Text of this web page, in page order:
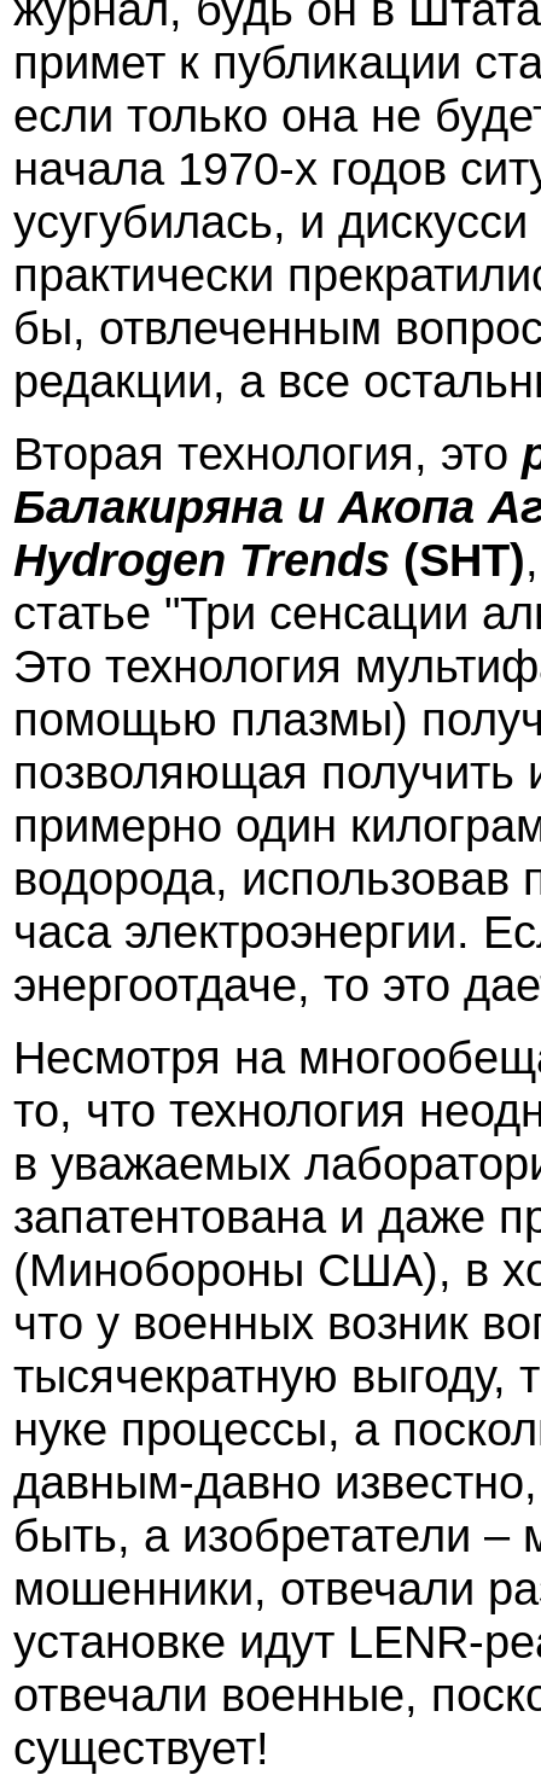
примет к публикации
если только она не
начала 1970-х годов
усугубилась, и
практически
бы, отвлеченным
редакции, а все
Вторая технология, это
Балакиряна и Акопа
Hydrogen Trends (SHT)
статье "Три сенсации
Это технология
помощью плазмы)
позволяющая получить
примерно один
водорода, использовав
часа электроэнергии.
энергоотдаче, то это
Несмотря на
то, что технология
в уважаемых
запатентована и даже
(Минобороны США), в
что у военных возник
тысячекратную выгоду,
нуке процессы, а
давным-давно
быть, а изобретатели
мошенники, отвечали
установке идут LENR-
отвечали военные,
существует!